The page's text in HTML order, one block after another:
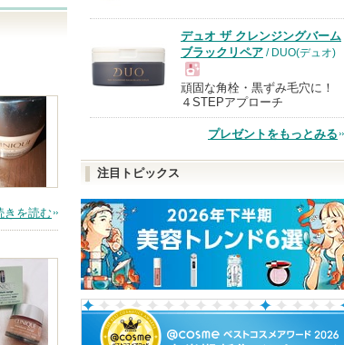
きを読む
品
デュオ ザ クレンジングバーム
ブラックリペア / DUO(デュオ)
現
頑固な角栓・黒ずみ毛穴に！
４STEPアプローチ
プレゼントをもっとみる
注目トピックス